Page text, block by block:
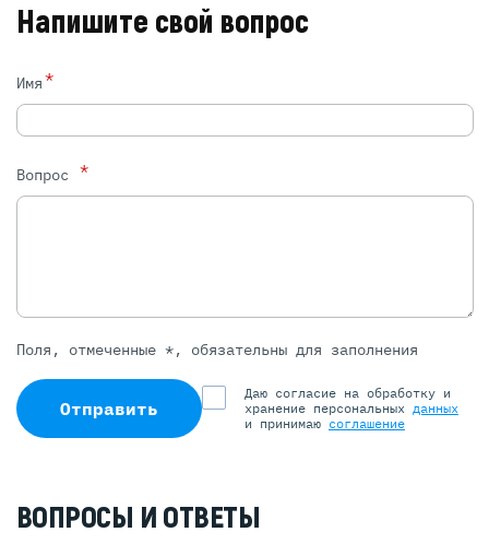
Напишите свой вопрос
Имя*
Вопрос *
Поля, отмеченные *, обязательны для заполнения
Отправить
Даю согласие на обработку и
хранение персональных данных
и принимаю соглашение
ВОПРОСЫ И ОТВЕТЫ